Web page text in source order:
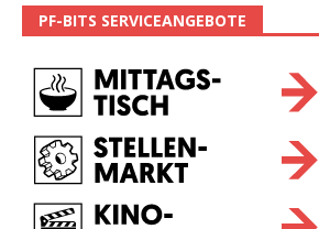
PF-BITS SERVICEANGEBOTE